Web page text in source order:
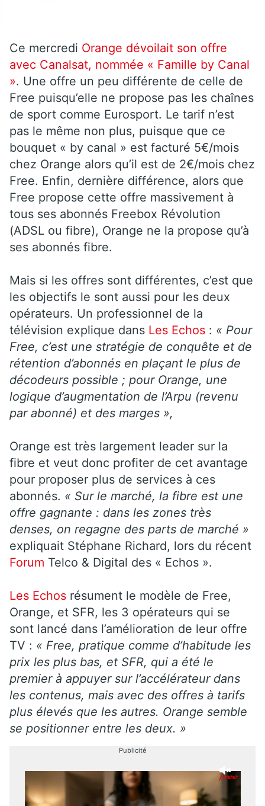
Ce mercredi Orange dévoilait son offre
avec Canalsat, nommée « Famille by Canal
». Une offre un peu différente de celle de
Free puisqu’elle ne propose pas les chaînes
de sport comme Eurosport. Le tarif n’est
pas le même non plus, puisque que ce
bouquet « by canal » est facturé 5€/mois
chez Orange alors qu’il est de 2€/mois chez
Free. Enfin, dernière différence, alors que
Free propose cette offre massivement à
tous ses abonnés Freebox Révolution
(ADSL ou fibre), Orange ne la propose qu’à
ses abonnés fibre.
Mais si les offres sont différentes, c’est que
les objectifs le sont aussi pour les deux
opérateurs. Un professionnel de la
télévision explique dans Les Echos : « Pour
Free, c’est une stratégie de conquête et de
rétention d’abonnés en plaçant le plus de
décodeurs possible ; pour Orange, une
logique d’augmentation de l’Arpu (revenu
par abonné) et des marges »,
Orange est très largement leader sur la
fibre et veut donc profiter de cet avantage
pour proposer plus de services à ces
abonnés. « Sur le marché, la fibre est une
offre gagnante : dans les zones très
denses, on regagne des parts de marché »
expliquait Stéphane Richard, lors du récent
Forum Telco & Digital des « Echos ».
Les Echos résument le modèle de Free,
Orange, et SFR, les 3 opérateurs qui se
sont lancé dans l’amélioration de leur offre
TV : « Free, pratique comme d’habitude les
prix les plus bas, et SFR, qui a été le
premier à appuyer sur l’accélérateur dans
les contenus, mais avec des offres à tarifs
plus élevés que les autres. Orange semble
se positionner entre les deux. »
Publicité